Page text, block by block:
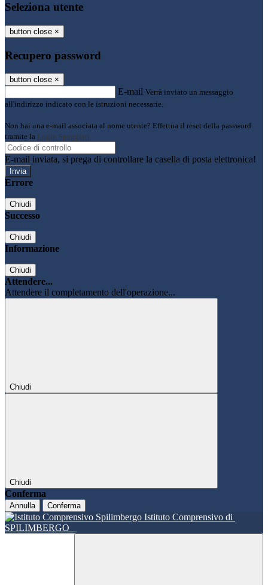
Seleziona utente
button close ×
Recupero password
button close ×
E-mail Verrà inviato un messaggio
all'indirizzo indicato con le istruzioni necessarie.
Non hai una e-mail associata al nome utente? Effettua il reset della password
tramite la Login Spaggiari
E-mail inviata, si prega di controllare la casella di posta elettronica!
Errore
Chiudi
Successo
Chiudi
Informazione
Chiudi
Attendere...
Attendere il completamento dell'operazione...
Chiudi
Chiudi
Conferma
Annulla Conferma
Istituto Comprensivo di
SPILIMBERGO